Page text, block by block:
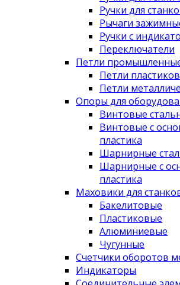
Ручки для
Рычаги
Ручки с
Переключатели
Петли
Петли
Петли
Опоры для
Винтовые
Винтовые с
пластика
Шарнирные
Шарнирные с
пластика
Маховики для
Бакелитовые
Пластиковые
Алюминиевые
Чугунные
Счетчики оборотов
Индикаторы